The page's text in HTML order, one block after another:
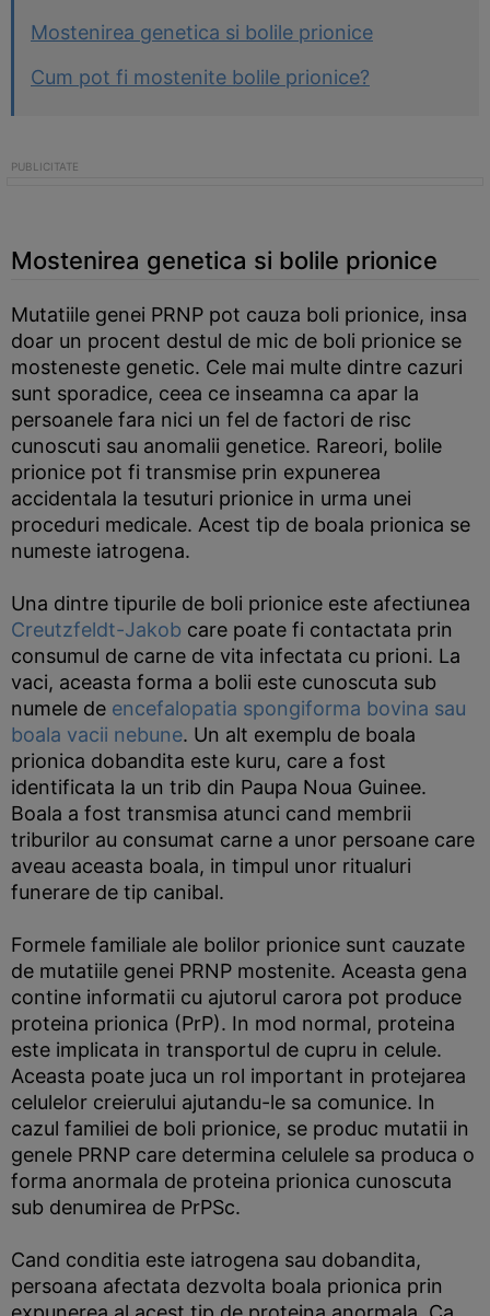
Mostenirea genetica si bolile prionice
Cum pot fi mostenite bolile prionice?
Mostenirea genetica si bolile prionice
Mutatiile genei PRNP pot cauza boli prionice, insa
doar un procent destul de mic de boli prionice se
mosteneste genetic. Cele mai multe dintre cazuri
sunt sporadice, ceea ce inseamna ca apar la
persoanele fara nici un fel de factori de risc
cunoscuti sau anomalii genetice. Rareori, bolile
prionice pot fi transmise prin expunerea
accidentala la tesuturi prionice in urma unei
proceduri medicale. Acest tip de boala prionica se
numeste iatrogena.
Una dintre tipurile de boli prionice este afectiunea
Creutzfeldt-Jakob care poate fi contactata prin
consumul de carne de vita infectata cu prioni. La
vaci, aceasta forma a bolii este cunoscuta sub
numele de encefalopatia spongiforma bovina sau
boala vacii nebune. Un alt exemplu de boala
prionica dobandita este kuru, care a fost
identificata la un trib din Paupa Noua Guinee.
Boala a fost transmisa atunci cand membrii
triburilor au consumat carne a unor persoane care
aveau aceasta boala, in timpul unor ritualuri
funerare de tip canibal.
Formele familiale ale bolilor prionice sunt cauzate
de mutatiile genei PRNP mostenite. Aceasta gena
contine informatii cu ajutorul carora pot produce
proteina prionica (PrP). In mod normal, proteina
este implicata in transportul de cupru in celule.
Aceasta poate juca un rol important in protejarea
celulelor creierului ajutandu-le sa comunice. In
cazul familiei de boli prionice, se produc mutatii in
genele PRNP care determina celulele sa produca o
forma anormala de proteina prionica cunoscuta
sub denumirea de PrPSc.
Cand conditia este iatrogena sau dobandita,
persoana afectata dezvolta boala prionica prin